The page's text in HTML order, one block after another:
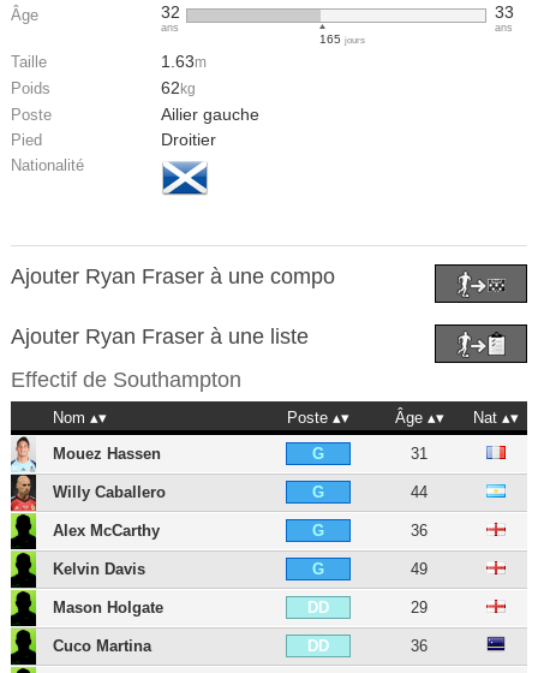
Âge 32
ans
165jours
33
ans
Taille 1.63m
Poids 62 kg
Poste Ailier gauche
Pied Droitier
Nationalité
Ajouter Ryan Fraser à une compo
Ajouter Ryan Fraser à une liste
Effectif de Southampton
Nom Poste Âge
Nat
Mouez Hassen
G 31
Willy Caballero G 44
Alex McCarthy G 36
Kelvin Davis G 49
Mason Holgate DD 29
Cuco Martina DD 36